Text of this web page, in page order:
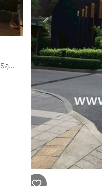
คอนโดมิเนียม 44.23 ตร.ม. พอส สุขุมวิท103 คอนโดมิเนียม ใกล้BTSอุดมสุข ซอยอุดมสุข7 ถนนสุขุมวิท ถนนอุดมสุข เขตพระโขนง กรุงเทพมหานคร